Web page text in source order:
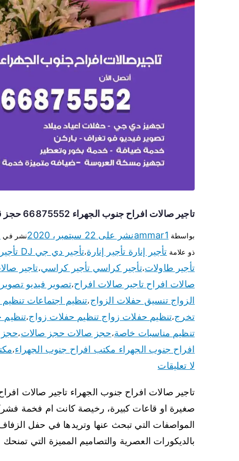
تاجير صالات افراح جنوب الجهراء 66875552 حجز قاعات لجميع المناسبات
بواسطة ammar1نشر على 22 سبتمبر، 2020 نشر في
ذو علامة تأجير إنارة تأجير إنارة،تأجير دي جي DJ تأجير دي جي DJ
تأجير طاولات،تأجير كراسي تأجير كراسي،تاجير
صالات افراح تاجير صالات افراح،تصوير فيديو تصوير
الزواج تنسيق حفلات الزواج،تنظيم اجتماعات
تخرج،تنظيم حفلات زواج تنظيم حفلات زواج،تنظيم
تنظيم مناسبات خاصة،حجز صالات حجز صالات،
افراح جنوب الجهراء مكتب افراح جنوب الجهراء،
لا تعليقات
تاجير صالات افراح جنوب الجهراء تاجير صالات
صغيرة او قاعات كبيرة، رخيصة كانت ام فخمة
المواصفات التي تبحث عنها وتريدها في حفل
بالديكورات العصرية والتصاميم المميزة التي